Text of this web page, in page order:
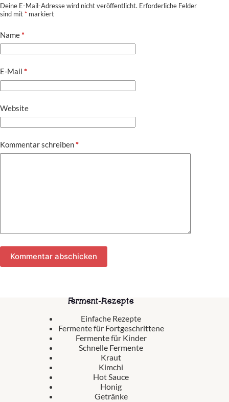
Deine E-Mail-Adresse wird nicht veröffentlicht. Erforderliche Felder
sind mit* markiert
Name*
E-Mail *
Website
Kommentar schreiben*
Kommentar abschicken
Ferment-Rezepte
Einfache Rezepte
Fermente für Fortgeschrittene
Fermente für Kinder
Schnelle Fermente
Kraut
Kimchi
Hot Sauce
Honig
Getränke